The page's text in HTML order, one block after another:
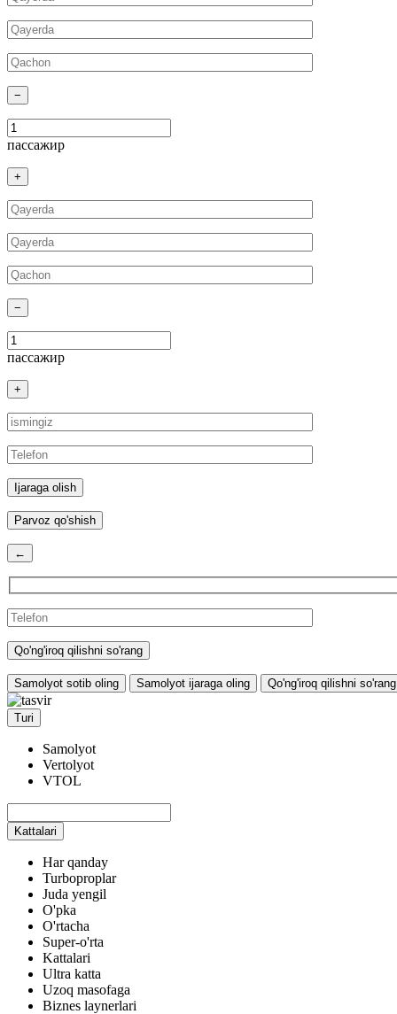
−
пассажир
+
−
пассажир
+
Parvoz qo'shish
←
Samolyot sotib oling Samolyot ijaraga oling Qo'ng'iroq qilishni so'rang
Turi
Samolyot
Vertolyot
VTOL
Kattalari
Har qanday
Turboproplar
Juda yengil
O'pka
O'rtacha
Super-o'rta
Kattalari
Ultra katta
Uzoq masofaga
Biznes laynerlari